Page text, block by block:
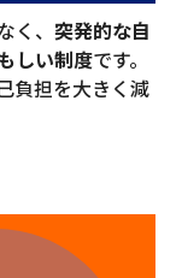
く、突発的な自
しい制度です。
負担を大きく減